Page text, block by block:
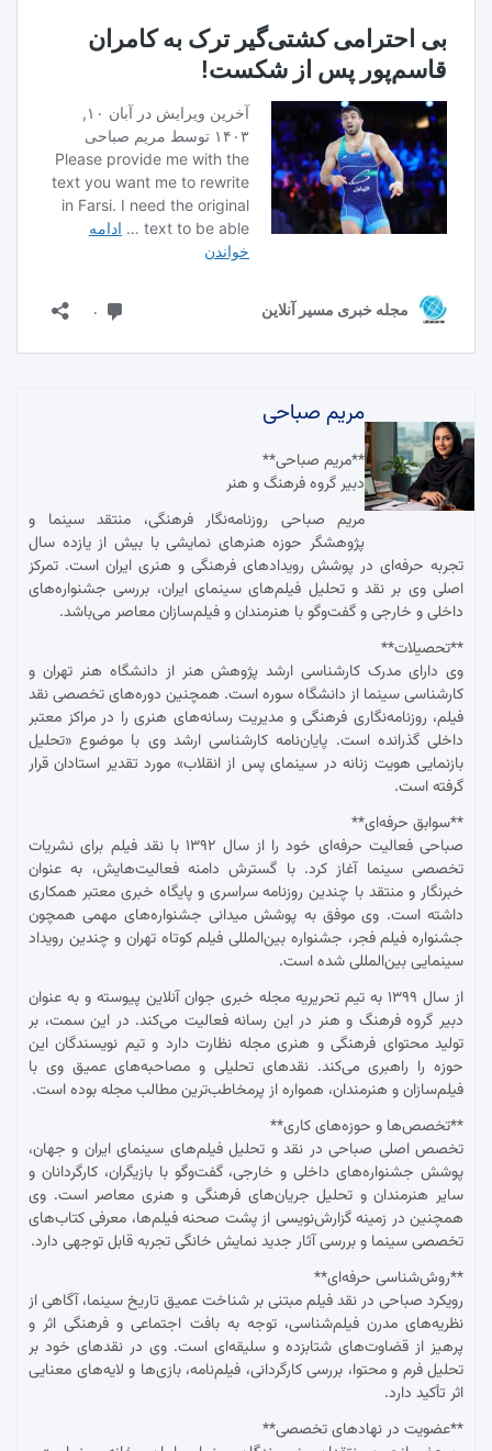
مریم صباحی
**مریم صباحی**
دبیر گروه فرهنگ و هنر
مریم صباحی روزنامه‌نگار فرهنگی، منتقد سینما و
پژوهشگر حوزه هنرهای نمایشی با بیش از یازده سال
تجربه حرفه‌ای در پوشش رویدادهای فرهنگی و هنری ایران است. تمرکز
اصلی وی بر نقد و تحلیل فیلم‌های سینمای ایران، بررسی جشنواره‌های
داخلی و خارجی و گفت‌وگو با هنرمندان و فیلم‌سازان معاصر می‌باشد.
**تحصیلات**
وی دارای مدرک کارشناسی ارشد پژوهش هنر از دانشگاه هنر تهران و
کارشناسی سینما از دانشگاه سوره است. همچنین دوره‌های تخصصی نقد
فیلم، روزنامه‌نگاری فرهنگی و مدیریت رسانه‌های هنری را در مراکز معتبر
داخلی گذرانده است. پایان‌نامه کارشناسی ارشد وی با موضوع «تحلیل
بازنمایی هویت زنانه در سینمای پس از انقلاب» مورد تقدیر استادان قرار
گرفته است.
**سوابق حرفه‌ای**
صباحی فعالیت حرفه‌ای خود را از سال ۱۳۹۲ با نقد فیلم برای نشریات
تخصصی سینما آغاز کرد. با گسترش دامنه فعالیت‌هایش، به عنوان
خبرنگار و منتقد با چندین روزنامه سراسری و پایگاه خبری معتبر همکاری
داشته است. وی موفق به پوشش میدانی جشنواره‌های مهمی همچون
جشنواره فیلم فجر، جشنواره بین‌المللی فیلم کوتاه تهران و چندین رویداد
سینمایی بین‌المللی شده است.
از سال ۱۳۹۹ به تیم تحریریه مجله خبری جوان آنلاین پیوسته و به عنوان
دبیر گروه فرهنگ و هنر در این رسانه فعالیت می‌کند. در این سمت، بر
تولید محتوای فرهنگی و هنری مجله نظارت دارد و تیم نویسندگان این
حوزه را راهبری می‌کند. نقدهای تحلیلی و مصاحبه‌های عمیق وی با
فیلم‌سازان و هنرمندان، همواره از پرمخاطب‌ترین مطالب مجله بوده است.
**تخصص‌ها و حوزه‌های کاری**
تخصص اصلی صباحی در نقد و تحلیل فیلم‌های سینمای ایران و جهان،
پوشش جشنواره‌های داخلی و خارجی، گفت‌وگو با بازیگران، کارگردانان و
سایر هنرمندان و تحلیل جریان‌های فرهنگی و هنری معاصر است. وی
همچنین در زمینه گزارش‌نویسی از پشت صحنه فیلم‌ها، معرفی کتاب‌های
تخصصی سینما و بررسی آثار جدید نمایش خانگی تجربه قابل توجهی دارد.
**روش‌شناسی حرفه‌ای**
رویکرد صباحی در نقد فیلم مبتنی بر شناخت عمیق تاریخ سینما، آگاهی از
نظریه‌های مدرن فیلم‌شناسی، توجه به بافت اجتماعی و فرهنگی اثر و
پرهیز از قضاوت‌های شتابزده و سلیقه‌ای است. وی در نقدهای خود بر
تحلیل فرم و محتوا، بررسی کارگردانی، فیلم‌نامه، بازی‌ها و لایه‌های معنایی
اثر تأکید دارد.
**عضویت در نهادهای تخصصی**